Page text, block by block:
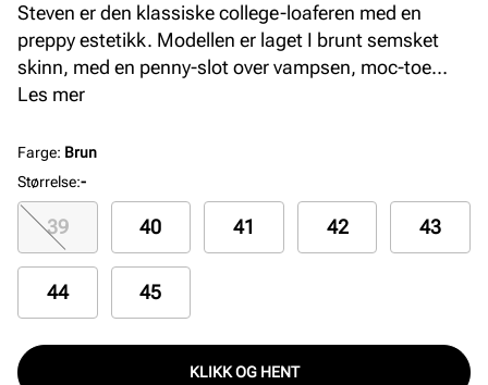
Steven er den klassiske college-loaferen med en
preppy estetikk. Modellen er laget I brunt semsket
skinn, med en penny-slot over vampsen, moc-toe
sømmer og en rund tåform. De lave hælene måler 28
Les mer
Farge: Brun
Størrelse:-
39 40 41 42 43
44 45
KLIKK OG HENT